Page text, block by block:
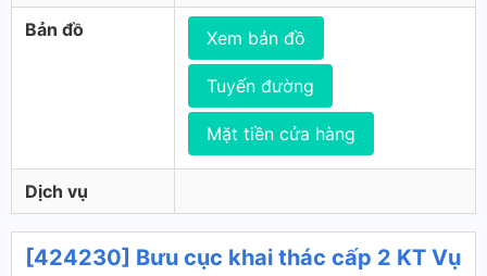
Bản đồ Xem bản đồ
Tuyến đường
Mặt tiền cửa hàng
Dịch vụ
[424230] Bưu cục khai thác cấp 2 KT Vụ